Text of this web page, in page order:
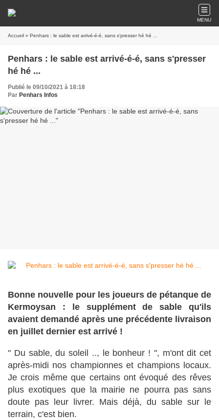
MENU
Accueil » Penhars : le sable est arrivé-é-é, sans s'presser hé hé ...
Penhars : le sable est arrivé-é-é, sans s'presser
hé hé ...
Publié le 09/10/2021 à 18:18
Par Penhars Infos
Bonne nouvelle pour les joueurs de pétanque de
Kermoysan : le supplément de sable qu'ils
avaient demandé après une précédente livraison
en juillet dernier est arrivé !
" Du sable, du soleil .., le bonheur ! ", m'ont dit cet
après-midi nos championnes et champions locaux.
Je crois même que certains ont évoqué des rêves
plus exotiques que la mairie ne pourra pas sans
doute pas leur livrer. Mais déjà, du sable sur le
terrain, c'est bien.